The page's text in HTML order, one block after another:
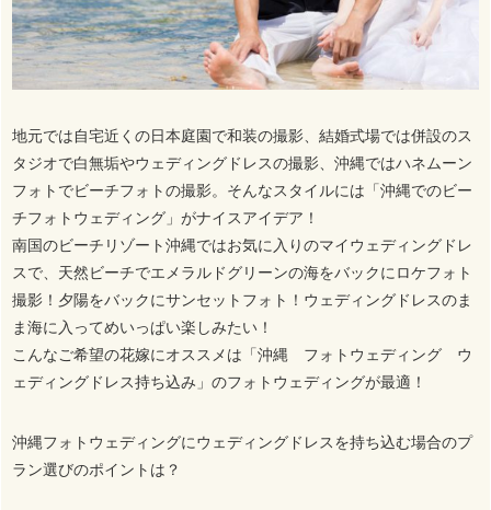
地元では自宅近くの日本庭園で和装の撮影、結婚式場では併設のス
タジオで白無垢やウェディングドレスの撮影、沖縄ではハネムーン
フォトでビーチフォトの撮影。そんなスタイルには「沖縄でのビー
チフォトウェディング」がナイスアイデア！
南国のビーチリゾート沖縄ではお気に入りのマイウェディングドレ
スで、天然ビーチでエメラルドグリーンの海をバックにロケフォト
撮影！夕陽をバックにサンセットフォト！ウェディングドレスのま
ま海に入ってめいっぱい楽しみたい！
こんなご希望の花嫁にオススメは「沖縄 フォトウェディング ウ
ェディングドレス持ち込み」のフォトウェディングが最適！
沖縄フォトウェディングにウェディングドレスを持ち込む場合のプ
ラン選びのポイントは？